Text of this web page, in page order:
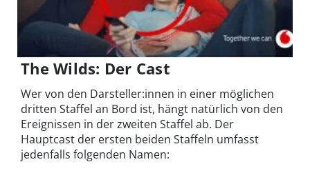
The Wilds: Der Cast
Wer von den Darsteller:innen in einer möglichen
dritten Staffel an Bord ist, hängt natürlich von den
Ereignissen in der zweiten Staffel ab. Der
Hauptcast der ersten beiden Staffeln umfasst
jedenfalls folgenden Namen: